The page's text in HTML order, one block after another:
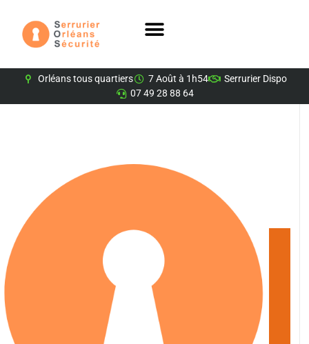
Orléans tous quartiers 7 Août à 1h54
Serrurier Dispo
07 49 28 88 64